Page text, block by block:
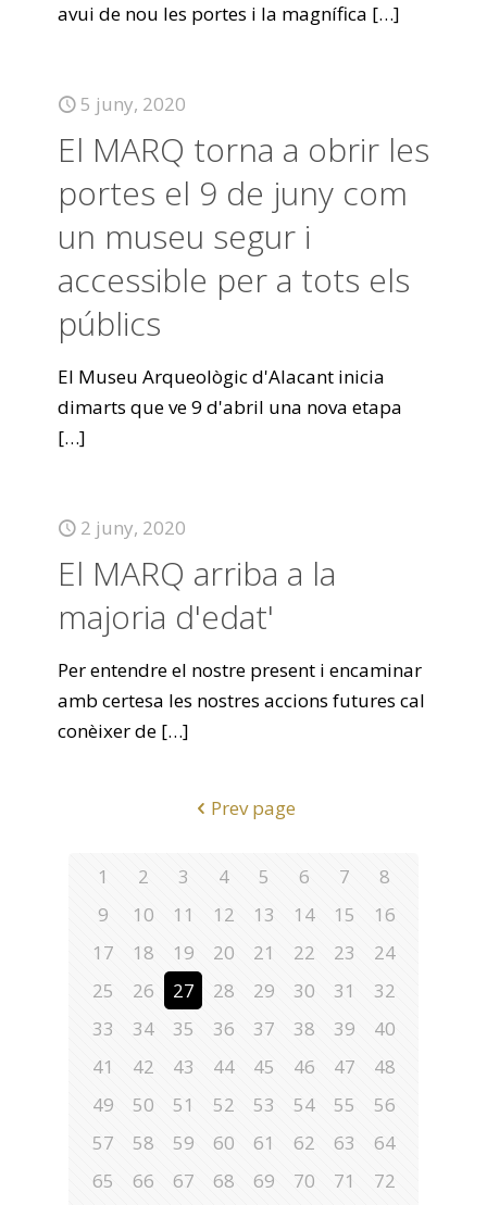
avui de nou les portes i la magnífica […]
5 juny, 2020
El MARQ torna a obrir les
portes el 9 de juny com
un museu segur i
accessible per a tots els
públics
El Museu Arqueològic d'Alacant inicia
dimarts que ve 9 d'abril una nova etapa
[…]
2 juny, 2020
El MARQ arriba a la
majoria d'edat'
Per entendre el nostre present i encaminar
amb certesa les nostres accions futures cal
conèixer de […]
Prev page
1 2 3 4 5 6 7
8
9
10 11 12 13 14 15
16
17
18 19 20 21 22 23
24
25
26 27 28 29 30 31
32
33
34 35 36 37 38 39
40
41
42 43 44 45 46 47
48
49
50 51 52 53 54 55
56
57
58 59 60 61 62 63
64
65
66 67 68 69 70 71
72